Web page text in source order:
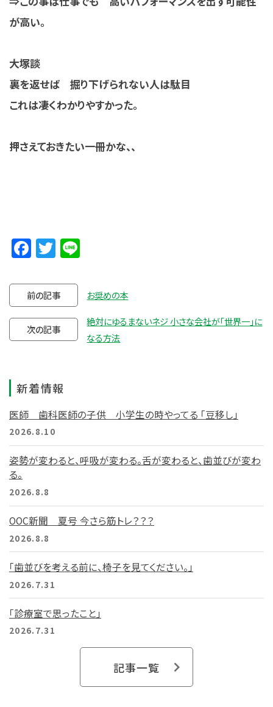
が高い。
大塚談
裏を返せば 掘り下げられない人は駄目
これは凄くわかりやすかった。
押さえておきたい一冊かな、、
Facebook
Twitter
前の記事 お奨めの本
次の記事
絶対にゆるまないネジ 小さな会社が「世界一」に
なる方法
新着情報
医師 歯科医師の子供 小学生の時やってる 「豆移し」
2026.8.10
姿勢が変わると、呼吸が変わる。舌が変わると、歯並びが変わ
る。
2026.8.8
OOC新聞 夏号 今さら筋トレ？？？
2026.8.8
「歯並びを考える前に、椅子を見てください。」
2026.7.31
「診療室で思ったこと」
2026.7.31
記事一覧